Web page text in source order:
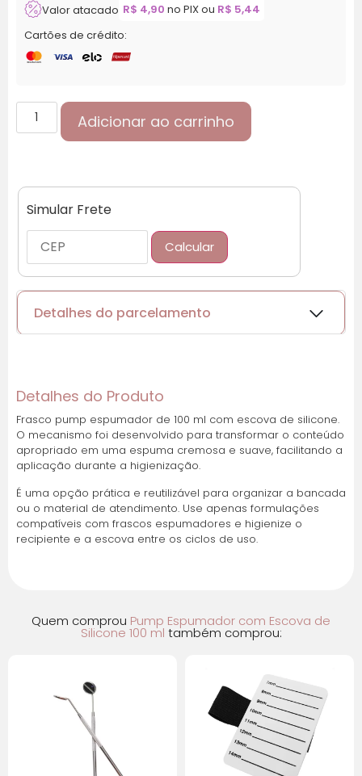
Cartões de crédito:
Valor atacado R$ 4,90 no PIX ou R$ 5,44
Adicionar ao carrinho
Simular Frete
Calcular
Detalhes do parcelamento
Parcelas:
1x de
sem
juros
2x de R$5,55sem
R$11,10
Detalhes do Produto
Frasco pump espumador de 100 ml com escova de silicone.
O mecanismo foi desenvolvido para transformar o conteúdo
apropriado em uma espuma cremosa e suave, facilitando a
aplicação durante a higienização.
É uma opção prática e reutilizável para organizar a bancada
ou o material de atendimento. Use apenas formulações
compatíveis com frascos espumadores e higienize o
recipiente e a escova entre os ciclos de uso.
Quem comprou Pump Espumador com Escova de
Silicone 100 ml também comprou: